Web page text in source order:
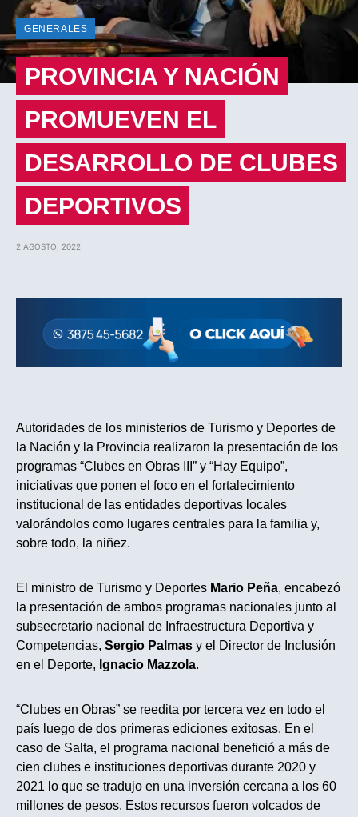
GENERALES
PROVINCIA Y NACIÓN
PROMUEVEN EL
DESARROLLO DE CLUBES
DEPORTIVOS
2 AGOSTO, 2022
Autoridades de los ministerios de Turismo y Deportes de
la Nación y la Provincia realizaron la presentación de los
programas “Clubes en Obras III” y “Hay Equipo”,
iniciativas que ponen el foco en el fortalecimiento
institucional de las entidades deportivas locales
valorándolos como lugares centrales para la familia y,
sobre todo, la niñez.
El ministro de Turismo y Deportes Mario Peña, encabezó
la presentación de ambos programas nacionales junto al
subsecretario nacional de Infraestructura Deportiva y
Competencias, Sergio Palmas y el Director de Inclusión
en el Deporte, Ignacio Mazzola.
“Clubes en Obras” se reedita por tercera vez en todo el
país luego de dos primeras ediciones exitosas. En el
caso de Salta, el programa nacional benefició a más de
cien clubes e instituciones deportivas durante 2020 y
2021 lo que se tradujo en una inversión cercana a los 60
millones de pesos. Estos recursos fueron volcados de